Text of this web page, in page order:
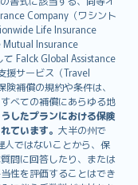
Company（ワシント
Life Insurance
Mutual Insurance
Falck Global Assistance
援サービス（Travel
補償の規約や条件は、
べての補償にあらゆる地
したプランにおける保険
ています。 大半の州で
人ではないことから、保
問に回答したり、または
性を評価することはでき